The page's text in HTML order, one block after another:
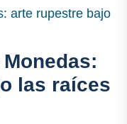
las raíces